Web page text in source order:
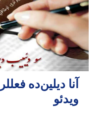
آنا دیلین‌ده
ویدئو